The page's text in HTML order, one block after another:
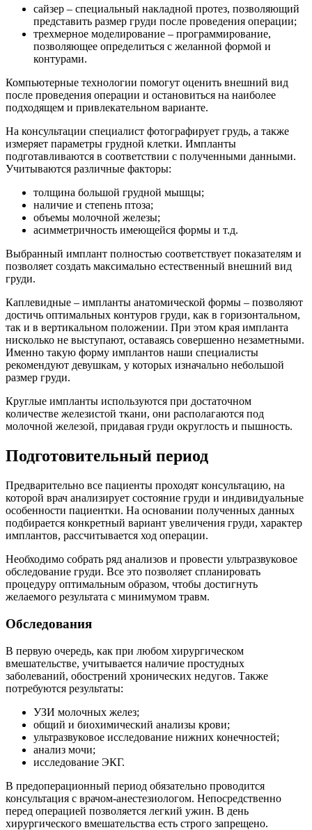
сайзер – специальный накладной протез, позволяющий
представить размер груди после проведения операции;
трехмерное моделирование – программирование,
позволяющее определиться с желанной формой и
контурами.
Компьютерные технологии помогут оценить внешний вид
после проведения операции и остановиться на наиболее
подходящем и привлекательном варианте.
На консультации специалист фотографирует грудь, а также
измеряет параметры грудной клетки. Импланты
подготавливаются в соответствии с полученными данными.
Учитываются различные факторы:
толщина большой грудной мышцы;
наличие и степень птоза;
объемы молочной железы;
асимметричность имеющейся формы и т.д.
Выбранный имплант полностью соответствует показателям и
позволяет создать максимально естественный внешний вид
груди.
Каплевидные – импланты анатомической формы – позволяют
достичь оптимальных контуров груди, как в горизонтальном,
так и в вертикальном положении. При этом края импланта
нисколько не выступают, оставаясь совершенно незаметными.
Именно такую форму имплантов наши специалисты
рекомендуют девушкам, у которых изначально небольшой
размер груди.
Круглые импланты используются при достаточном
количестве железистой ткани, они располагаются под
молочной железой, придавая груди округлость и пышность.
Подготовительный период
Предварительно все пациенты проходят консультацию, на
которой врач анализирует состояние груди и индивидуальные
особенности пациентки. На основании полученных данных
подбирается конкретный вариант увеличения груди, характер
имплантов, рассчитывается ход операции.
Необходимо собрать ряд анализов и провести ультразвуковое
обследование груди. Все это позволяет спланировать
процедуру оптимальным образом, чтобы достигнуть
желаемого результата с минимумом травм.
Обследования
В первую очередь, как при любом хирургическом
вмешательстве, учитывается наличие простудных
заболеваний, обострений хронических недугов. Также
потребуются результаты:
УЗИ молочных желез;
общий и биохимический анализы крови;
ультразвуковое исследование нижних конечностей;
анализ мочи;
исследование ЭКГ.
В предоперационный период обязательно проводится
консультация с врачом-анестезиологом. Непосредственно
перед операцией позволяется легкий ужин. В день
хирургического вмешательства есть строго запрещено.